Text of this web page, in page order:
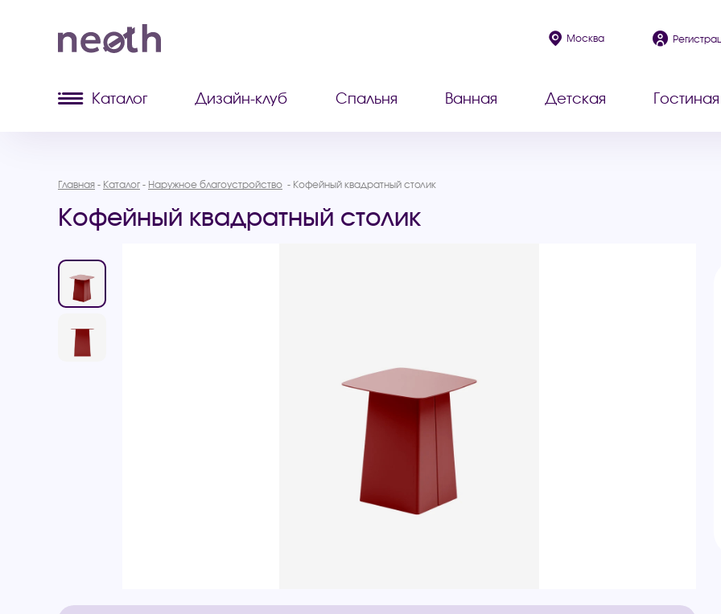
Москва
Каталог Дизайн-клуб Спальня Ванная Детская Гостиная
Главная Каталог Наружное благоустройство Кофейный квадратный столик
Кофейный квадратный столик